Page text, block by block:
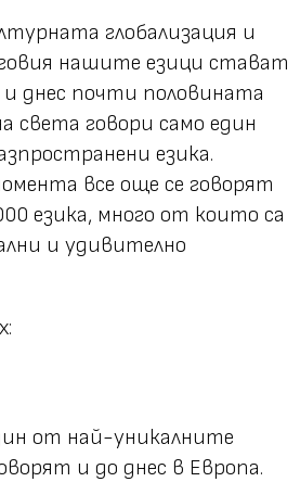
глобализация и
нашите езици стават
и днес почти половината
света говори само един
езика.
все още се говорят
езика, много от които са
и удивително
от най-уникалните
и до днес в Европа.